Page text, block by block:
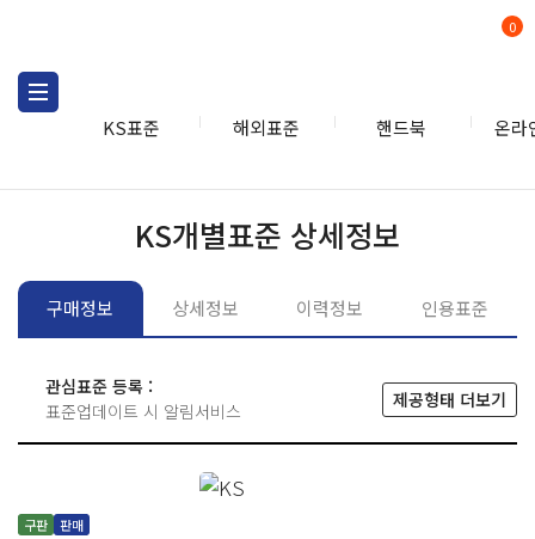
KS표준 해외표준 핸드북 온라
0
KS개별표준 상세정보
구매정보 상세정보 이력정보 인용표준
관심표준 등록 :
표준업데이트 시 알림서비스
제공형태 더보기
구판 판매